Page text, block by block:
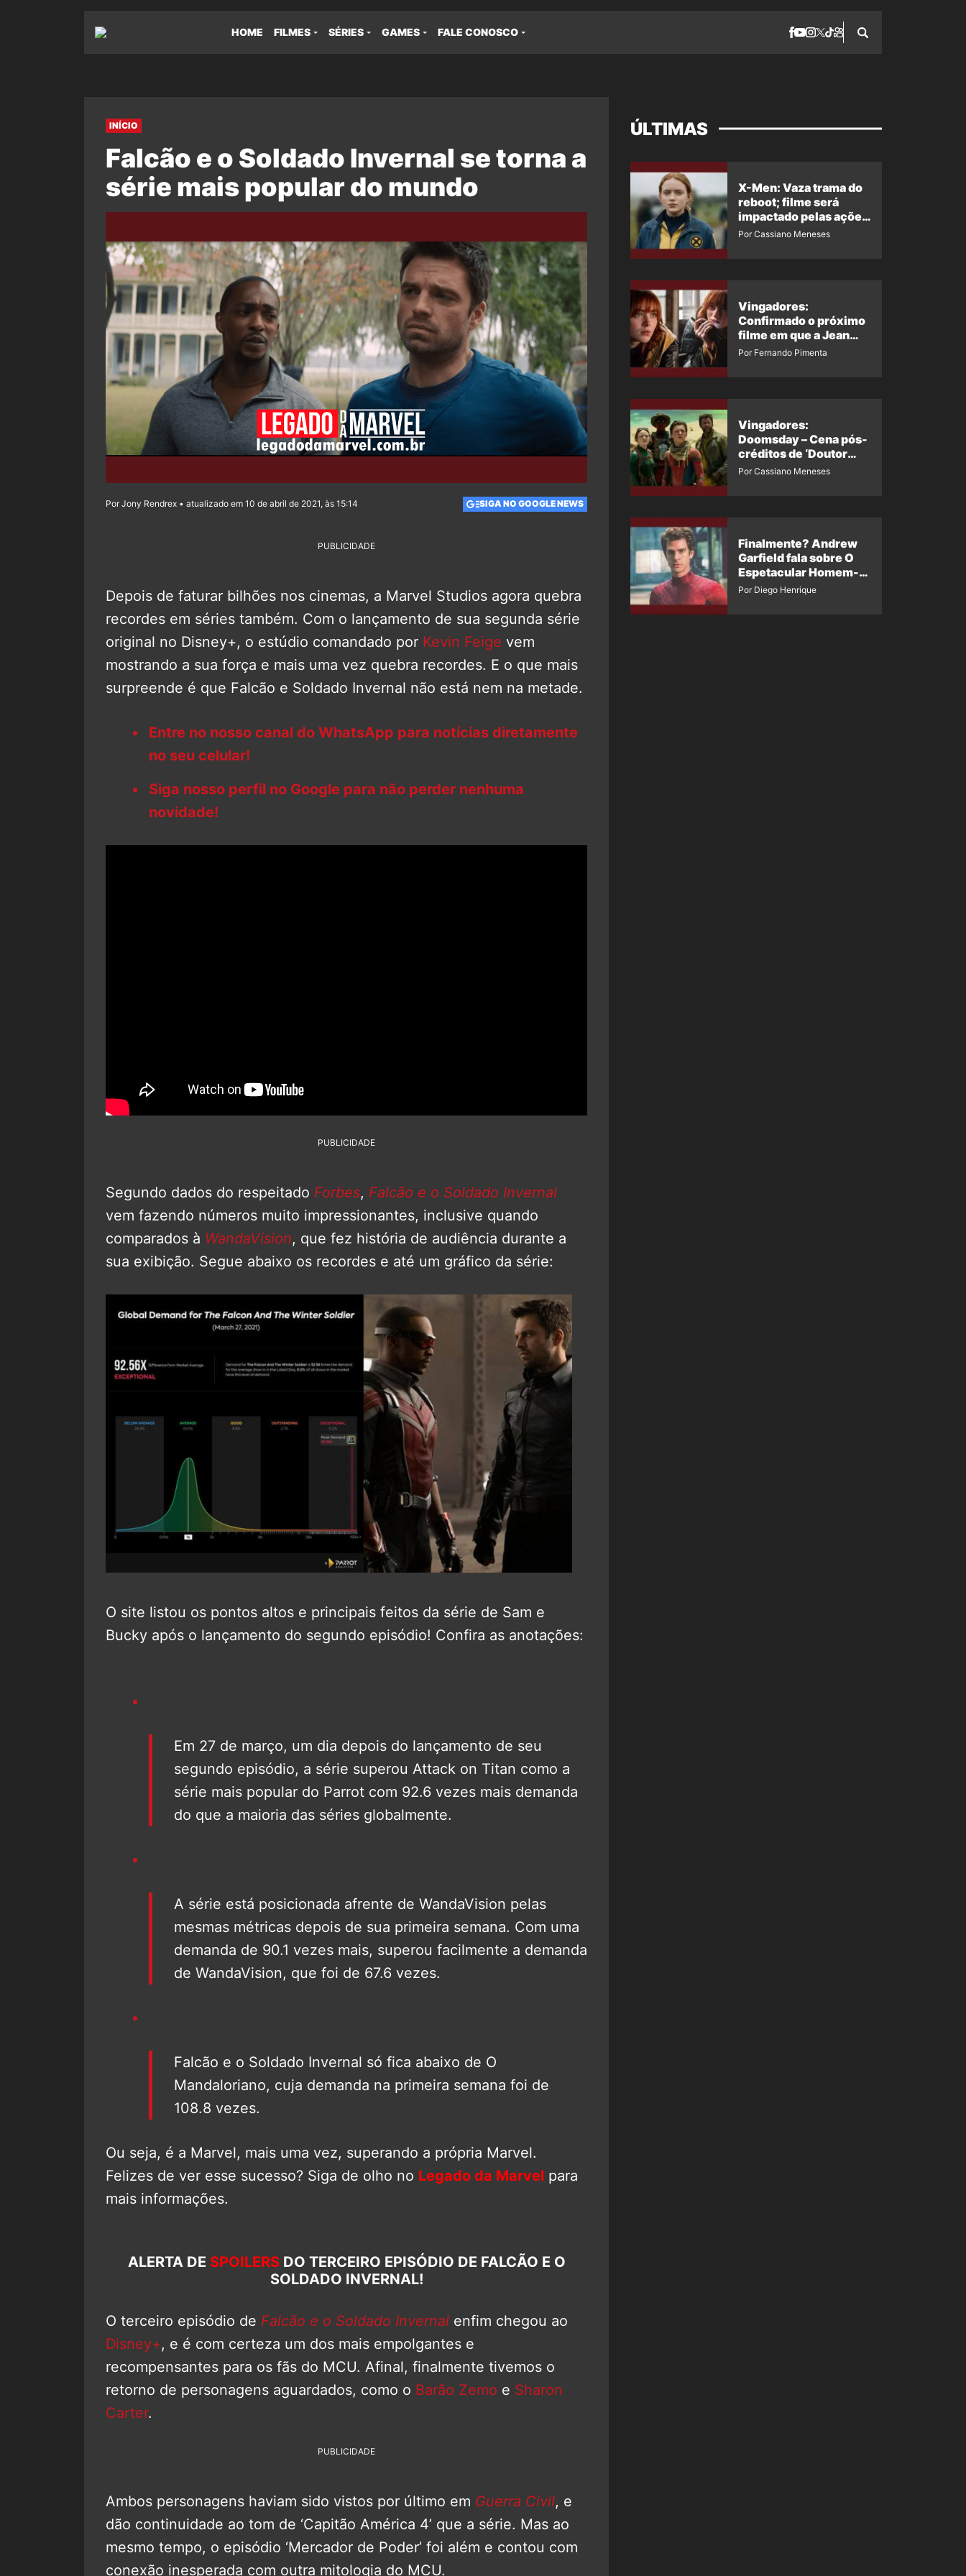
HOME FILMES SÉRIES GAMES FALE CONOSCO
INÍCIO
Falcão e o Soldado Invernal se torna a
série mais popular do mundo
Por Jony Rendrex • atualizado em 10 de abril de 2021, às 15:14 SIGA NO GOOGLE NEWS
PUBLICIDADE
Depois de faturar bilhões nos cinemas, a Marvel Studios agora quebra
recordes em séries também. Com o lançamento de sua segunda série
original no Disney+, o estúdio comandado por Kevin Feige vem
mostrando a sua força e mais uma vez quebra recordes. E o que mais
surpreende é que Falcão e Soldado Invernal não está nem na metade.
Entre no nosso canal do WhatsApp para notícias diretamente
no seu celular!
Siga nosso perfil no Google para não perder nenhuma
novidade!
PUBLICIDADE
Segundo dados do respeitado Forbes, Falcão e o Soldado Invernal
vem fazendo números muito impressionantes, inclusive quando
comparados à WandaVision, que fez história de audiência durante a
sua exibição. Segue abaixo os recordes e até um gráfico da série:
O site listou os pontos altos e principais feitos da série de Sam e
Bucky após o lançamento do segundo episódio! Confira as anotações:
Em 27 de março, um dia depois do lançamento de seu
segundo episódio, a série superou Attack on Titan como a
série mais popular do Parrot com 92.6 vezes mais demanda
do que a maioria das séries globalmente.
A série está posicionada afrente de WandaVision pelas
mesmas métricas depois de sua primeira semana. Com uma
demanda de 90.1 vezes mais, superou facilmente a demanda
de WandaVision, que foi de 67.6 vezes.
Falcão e o Soldado Invernal só fica abaixo de O
Mandaloriano, cuja demanda na primeira semana foi de
108.8 vezes.
Ou seja, é a Marvel, mais uma vez, superando a própria Marvel.
Felizes de ver esse sucesso? Siga de olho no Legado da Marvel para
mais informações.
ALERTA DE SPOILERSDO TERCEIRO EPISÓDIO DE FALCÃO E O
SOLDADO INVERNAL!
O terceiro episódio de Falcão e o Soldado Invernal enfim chegou ao
Disney+, e é com certeza um dos mais empolgantes e
recompensantes para os fãs do MCU. Afinal, finalmente tivemos o
retorno de personagens aguardados, como o Barão Zemo e Sharon
Carter.
PUBLICIDADE
Ambos personagens haviam sido vistos por último em Guerra Civil, e
dão continuidade ao tom de ‘Capitão América 4’ que a série. Mas ao
mesmo tempo, o episódio ‘Mercador de Poder’ foi além e contou com
conexão inesperada com outra mitologia do MCU.
ÚLTIMAS
X-Men: Vaza trama do
reboot; filme será
impactado pelas ações
de Jean Grey em
Por Cassiano Meneses
Vingadores:
Confirmado o próximo
filme em que a Jean
Grey irá aparecer
Por Fernando Pimenta
Vingadores:
Doomsday – Cena pós-
créditos de ‘Doutor
Destino’ é revelada
Por Cassiano Meneses
Finalmente? Andrew
Garfield fala sobre O
Espetacular Homem-
Aranha 3
Por Diego Henrique